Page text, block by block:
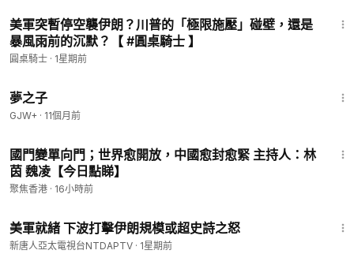
美軍突暫停空襲伊朗？川普的「極限施壓」碰壁，還是
暴風雨前的沉默？【 #圓桌騎士 】
圓桌騎士 · 1星期前
夢之子
GJW+ · 11個月前
國門變單向門；世界愈開放，中國愈封愈緊 主持人：林
茵 魏凌【今日點睇】
聚焦香港 · 16小時前
美軍就緒 下波打擊伊朗規模或超史詩之怒
新唐人亞太電視台NTDAPTV · 1星期前